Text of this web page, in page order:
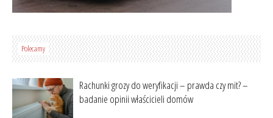
Polecamy
Rachunki grozy do weryfikacji – prawda czy mit? –
badanie opinii właścicieli domów